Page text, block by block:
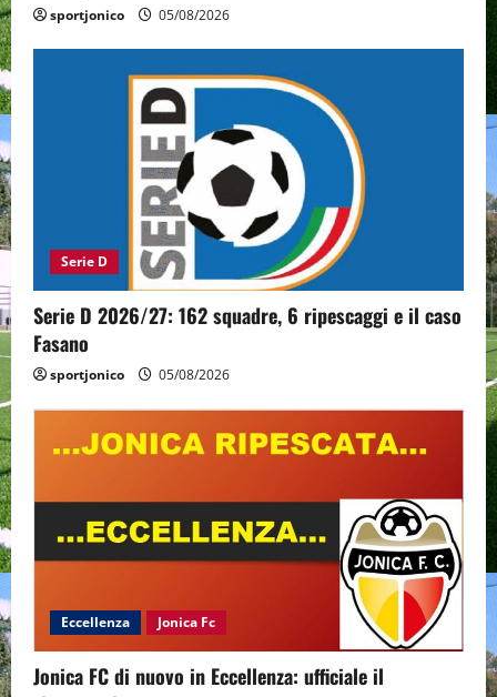
sportjonico 05/08/2026
Serie D
Serie D 2026/27: 162 squadre, 6 ripescaggi e il caso
Fasano
sportjonico 05/08/2026
Eccellenza Jonica Fc
Jonica FC di nuovo in Eccellenza: ufficiale il